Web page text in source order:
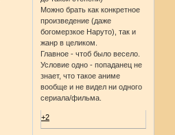
Можно брать как конкретное
произведение (даже
богомерзкое Наруто), так и
жанр в целиком.
Главное - чтоб было весело.
Условие одно - попаданец не
знает, что такое аниме
вообще и не видел ни одного
сериала/фильма.
+2